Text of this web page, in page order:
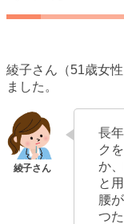
綾子さん（51歳女
ました。
長
ク
か
と
腰
つ